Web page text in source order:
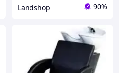
Landshop 90%